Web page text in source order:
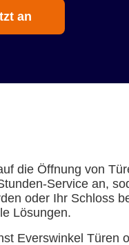
an
die Öffnung von
Service an,
oder Ihr Schloss
Lösungen.
Everswinkel Türen